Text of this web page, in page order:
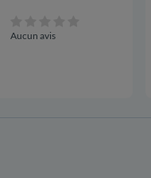
Aucun avis